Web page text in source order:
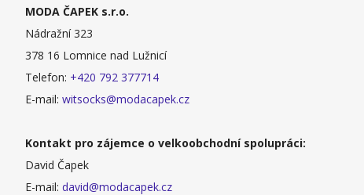
MODA ČAPEK s.r.o.
Nádražní 323
378 16 Lomnice nad Lužnicí
Telefon: +420 792 377714
E-mail: witsocks@modacapek.cz
Kontakt pro zájemce o velkoobchodní spolupráci:
David Čapek
E-mail: david@modacapek.cz